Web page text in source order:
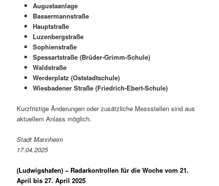
Augustaanlage
Bassermannstraße
Hauptstraße
Luzenbergstraße
Sophienstraße
Spessartstraße (Brüder-Grimm-Schule)
Waldstraße
Werderplatz (Oststadtschule)
Wiesbadener Straße (Friedrich-Ebert-Schule)
Kurzfristige Änderungen oder zusätzliche Messstellen sind aus
aktuellem Anlass möglich.
Stadt Mannheim
17.04.2025
(Ludwigshafen) – Radarkontrollen für die Woche vom 21.
April bis 27. April 2025